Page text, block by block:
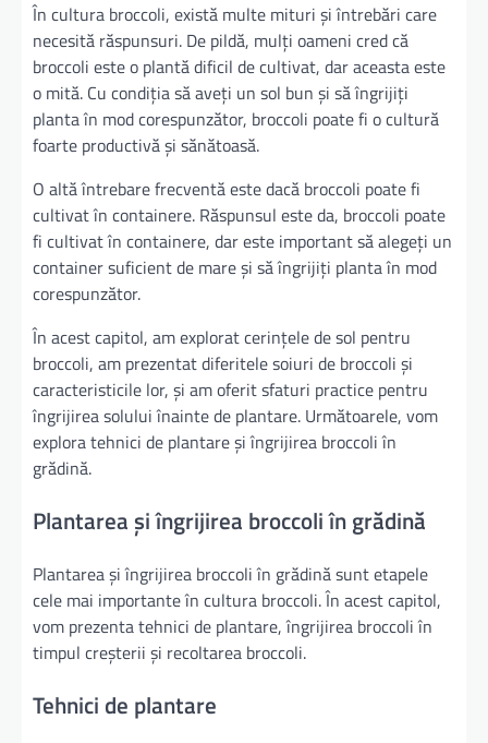
În cultura broccoli, există multe mituri și întrebări care
necesită răspunsuri. De pildă, mulți oameni cred că
broccoli este o plantă dificil de cultivat, dar aceasta este
o mită. Cu condiția să aveți un sol bun și să îngrijiți
planta în mod corespunzător, broccoli poate fi o cultură
foarte productivă și sănătoasă.
O altă întrebare frecventă este dacă broccoli poate fi
cultivat în containere. Răspunsul este da, broccoli poate
fi cultivat în containere, dar este important să alegeți un
container suficient de mare și să îngrijiți planta în mod
corespunzător.
În acest capitol, am explorat cerințele de sol pentru
broccoli, am prezentat diferitele soiuri de broccoli și
caracteristicile lor, și am oferit sfaturi practice pentru
îngrijirea solului înainte de plantare. Următoarele, vom
explora tehnici de plantare și îngrijirea broccoli în
grădină.
Plantarea și îngrijirea broccoli în grădină
Plantarea și îngrijirea broccoli în grădină sunt etapele
cele mai importante în cultura broccoli. În acest capitol,
vom prezenta tehnici de plantare, îngrijirea broccoli în
timpul creșterii și recoltarea broccoli.
Tehnici de plantare